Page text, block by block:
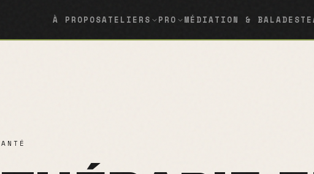
À PROPOSATELIERS PRO MÉDIATION & BALADES